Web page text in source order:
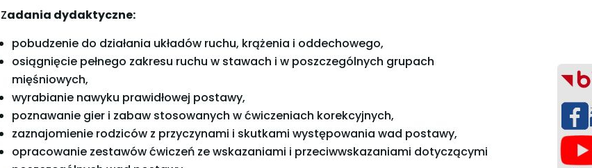
Zadania dydaktyczne:
pobudzenie do działania układów ruchu, krążenia i oddechowego,
osiągnięcie pełnego zakresu ruchu w stawach i w poszczególnych grupach
mięśniowych,
wyrabianie nawyku prawidłowej postawy,
poznawanie gier i zabaw stosowanych w ćwiczeniach korekcyjnych,
zaznajomienie rodziców z przyczynami i skutkami występowania wad postawy,
opracowanie zestawów ćwiczeń ze wskazaniami i przeciwwskazaniami dotyczącymi